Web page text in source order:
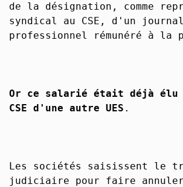
de la désignation, comme
syndical au CSE, d'un
professionnel rémunéré à la
Or ce salarié était déjà élu
CSE d'une autre UES .
Les sociétés saisissent le
judiciaire pour faire